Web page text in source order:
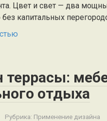
Цвет и свет — два
без капитальных
террасы:
отдыха
Рубрика: Применение дизайна